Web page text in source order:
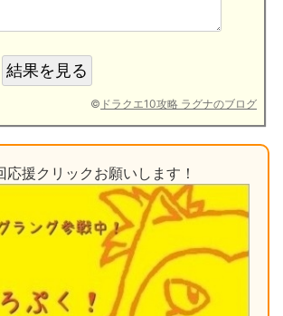
© ドラクエ10攻略 ラグナのブログ
応援クリックお願いします！